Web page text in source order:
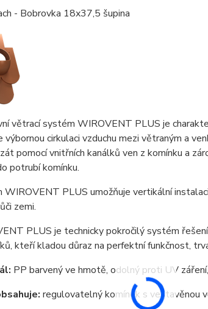
- Bobrovka 18x37,5 šupina
větrací systém WIROVENT PLUS je
výbornou cirkulaci vzduchu mezi větraným a
pomocí vnitřních kanálků ven z komínku a
potrubí komínku.
WIROVENT PLUS umožňuje vertikální
zemi.
PLUS je technicky pokročilý systém
kteří kladou důraz na perfektní funkčnost,
PP barvený ve hmotě, odolný proti UV
regulovatelný komínek s vestavěnou